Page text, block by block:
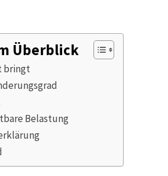
Überblick
bringt
Belastung